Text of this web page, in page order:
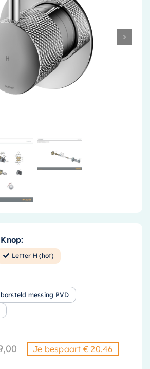
Letter H (hot)
messing PVD
Oorspronkelijke
Huidige prijs is:
Je bespaart € 20.46